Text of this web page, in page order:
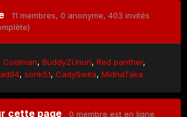
11 membres, 0 anonyme, 403 invités
Coolman BuddyZUnurl Red panther
sonk51 CadySwita MidnaTaka
cette page 0 membre est en ligne